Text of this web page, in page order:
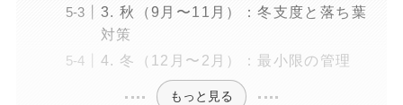
3. 秋（9月〜11月）：冬支度と落ち葉
対策
4. 冬（12月〜2月）：最小限の管理
もっと見る